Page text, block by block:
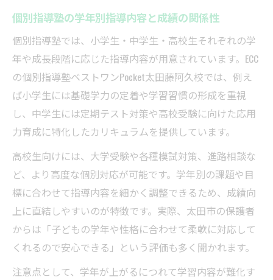
個別指導塾の学年別指導内容と成績の関係性
個別指導塾では、小学生・中学生・高校生それぞれの学
年や成長段階に応じた指導内容が用意されています。ECC
の個別指導塾ベストワンPocket太田藤阿久校では、例え
ば小学生には基礎学力の定着や学習習慣の形成を重視
し、中学生には定期テスト対策や高校受験に向けた応用
力育成に特化したカリキュラムを提供しています。
高校生向けには、大学受験や各種模試対策、進路相談な
ど、より高度な個別対応が可能です。学年別の課題や目
標に合わせて指導内容を細かく調整できるため、成績向
上に直結しやすいのが特徴です。実際、太田市の保護者
からは「子どもの学年や性格に合わせて柔軟に対応して
くれるので安心できる」という評価も多く聞かれます。
注意点として、学年が上がるにつれて学習内容が難化す